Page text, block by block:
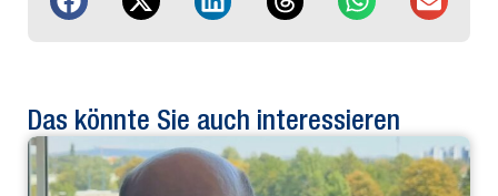
Das könnte Sie auch interessieren